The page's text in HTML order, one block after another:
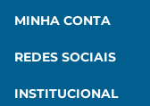
MINHA CONTA
REDES SOCIAIS
INSTITUCIONAL